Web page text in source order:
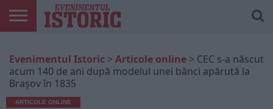
ONLINE
EDIȚII
TIPĂRITE
ISTORIC
PLAY
CONTUL
MEU
Evenimentul Istoric > Articole online > CEC s-a născut
acum 140 de ani după modelul unei bănci apărută la
Braşov în 1835
ARTICOLE ONLINE